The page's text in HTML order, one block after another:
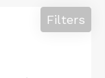
Filters